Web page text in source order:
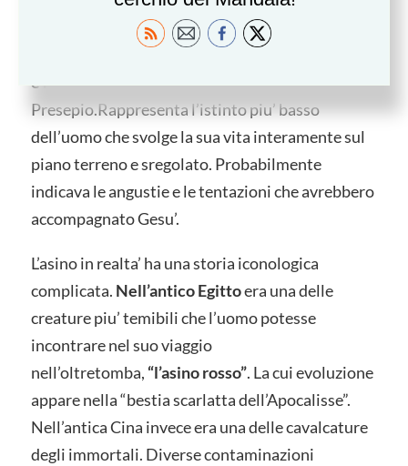
vacca per tracciare il perimetro della citta’ eterna.
L’asino all’opposto rappresenta le forze terrestri
e ha una valenza negativaanche nel
Presepio.Rappresenta l’istinto piu’ basso
dell’uomo che svolge la sua vita interamente sul
piano terreno e sregolato. Probabilmente
indicava le angustie e le tentazioni che avrebbero
accompagnato Gesu’.
L’asino in realta’ ha una storia iconologica
complicata. Nell’antico Egittoera una delle
creature piu’ temibili che l’uomo potesse
incontrare nel suo viaggio
nell’oltretomba, “l’asino rosso”. La cui evoluzione
appare nella “bestia scarlatta dell’Apocalisse”.
Nell’antica Cina invece era una delle cavalcature
degli immortali. Diverse contaminazioni